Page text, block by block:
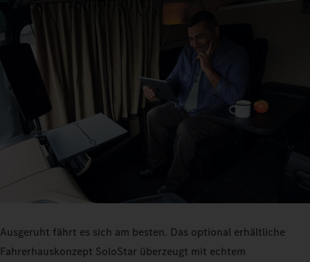
Ausgeruht fährt es sich am besten. Das optional erhältliche
Fahrerhauskonzept SoloStar überzeugt mit echtem